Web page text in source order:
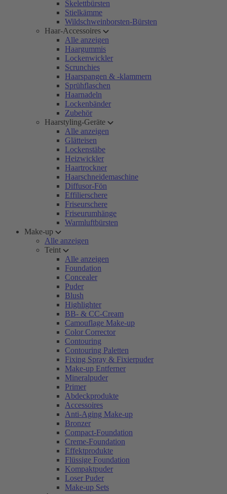
Skelettbürsten
Stielkämme
Wildschweinborsten-Bürsten
Haar-Accessoires
Alle anzeigen
Haargummis
Lockenwickler
Scrunchies
Haarspangen & -klammern
Sprühflaschen
Haarnadeln
Lockenbänder
Zubehör
Haarstyling-Geräte
Alle anzeigen
Glätteisen
Lockenstäbe
Heizwickler
Haartrockner
Haarschneidemaschine
Diffusor-Fön
Effilierschere
Friseurschere
Friseurumhänge
Warmluftbürsten
Make-up
Alle anzeigen
Teint
Alle anzeigen
Foundation
Concealer
Puder
Blush
Highlighter
BB- & CC-Cream
Camouflage Make-up
Color Corrector
Contouring
Contouring Paletten
Fixing Spray & Fixierpuder
Make-up Entferner
Mineralpuder
Primer
Abdeckprodukte
Accessoires
Anti-Aging Make-up
Bronzer
Compact-Foundation
Creme-Foundation
Effektprodukte
Flüssige Foundation
Kompaktpuder
Loser Puder
Make-up Sets